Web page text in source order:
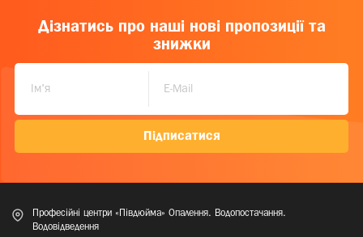
Дізнатись про наші нові пропозиції та
знижки
Підписатися
Професійні центри «Півдюйма» Опалення. Водопостачання.
Водовідведення